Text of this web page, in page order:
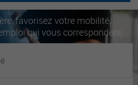
favorisez votre mobilité.
qui vous correspondent.